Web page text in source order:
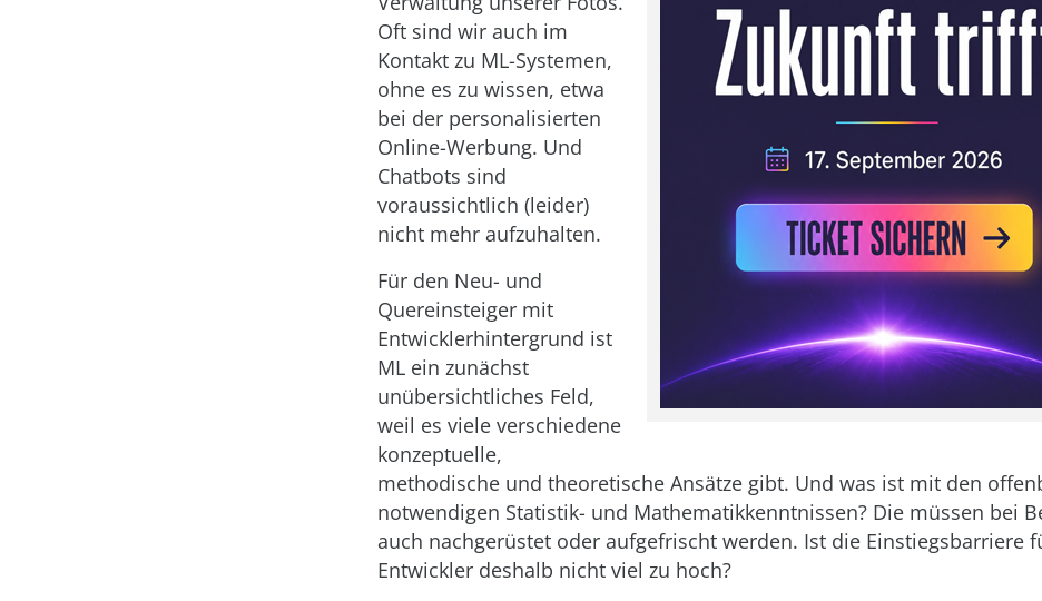
Oft sind wir auch im
Kontakt zu ML-Systemen,
ohne es zu wissen, etwa
bei der personalisierten
Online-Werbung. Und
Chatbots sind
voraussichtlich (leider)
nicht mehr aufzuhalten.
Für den Neu- und
Quereinsteiger mit
Entwicklerhintergrund ist
ML ein zunächst
unübersichtliches Feld,
weil es viele verschiedene
konzeptuelle,
methodische und theoretische Ansätze gibt. Und was ist mit den
notwendigen Statistik- und Mathematikkenntnissen? Die müssen bei
auch nachgerüstet oder aufgefrischt werden. Ist die Einstiegsbarriere
Entwickler deshalb nicht viel zu hoch?